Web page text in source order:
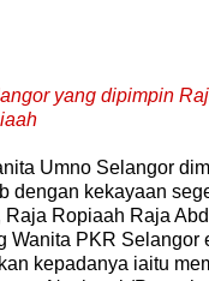
yang dipimpin
Umno Selangor
dengan kekayaan
Raja Ropiaah Raja
Wanita PKR Selangor
kepadanya iaitu